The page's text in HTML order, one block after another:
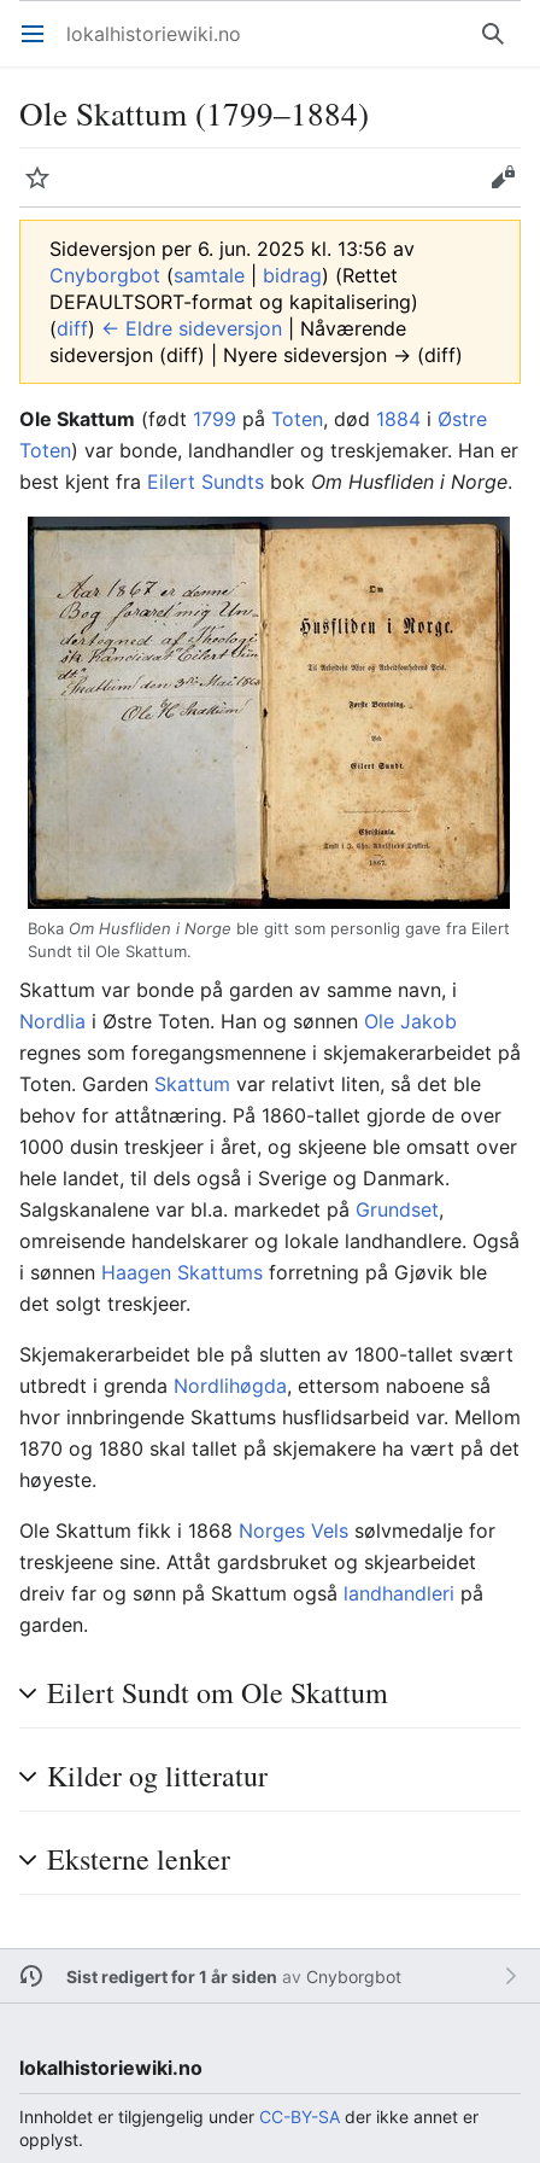
Åpne hovedmenyen lokalhistoriewiki.no Søk
Ole Skattum (1799–1884)
Overvåk Rediger
Sideversjon per 6. jun. 2025 kl. 13:56 av
Cnyborgbot (samtale bidrag) (Rettet
DEFAULTSORT-format og kapitalisering)
(diff) ← Eldre sideversjon | Nåværende
sideversjon (diff) | Nyere sideversjon → (diff)
Ole Skattum (født 1799 på Toten, død 1884 i Østre
Toten) var bonde, landhandler og treskjemaker. Han er
best kjent fra Eilert Sundts bok Om Husfliden i Norge.
Boka Om Husfliden i Norge ble gitt som personlig gave fra Eilert
Sundt til Ole Skattum.
Skattum var bonde på garden av samme navn, i
Nordlia i Østre Toten. Han og sønnen Ole Jakob
regnes som foregangsmennene i skjemakerarbeidet på
Toten. Garden Skattum var relativt liten, så det ble
behov for attåtnæring. På 1860-tallet gjorde de over
1000 dusin treskjeer i året, og skjeene ble omsatt over
hele landet, til dels også i Sverige og Danmark.
Salgskanalene var bl.a. markedet på Grundset,
omreisende handelskarer og lokale landhandlere. Også
i sønnen Haagen Skattums forretning på Gjøvik ble
det solgt treskjeer.
Skjemakerarbeidet ble på slutten av 1800-tallet svært
utbredt i grenda Nordlihøgda, ettersom naboene så
hvor innbringende Skattums husflidsarbeid var. Mellom
1870 og 1880 skal tallet på skjemakere ha vært på det
høyeste.
Ole Skattum fikk i 1868 Norges Vels sølvmedalje for
treskjeene sine. Attåt gardsbruket og skjearbeidet
dreiv far og sønn på Skattum også landhandleri på
garden.
Eilert Sundt om Ole Skattum
Kilder og litteratur
Eksterne lenker
Sist redigert for 1 år siden av Cnyborgbot
lokalhistoriewiki.no
Innholdet er tilgjengelig under CC-BY-SA der ikke annet er
opplyst.